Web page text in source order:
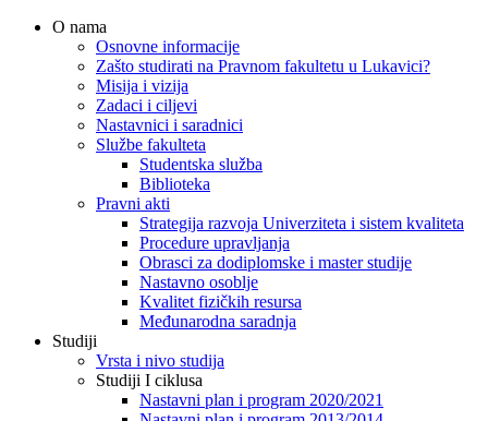
O nama
Osnovne informacije
Zašto studirati na Pravnom fakultetu u Lukavici?
Misija i vizija
Zadaci i ciljevi
Nastavnici i saradnici
Službe fakulteta
Studentska služba
Biblioteka
Pravni akti
Strategija razvoja Univerziteta i sistem kvaliteta
Procedure upravljanja
Obrasci za dodiplomske i master studije
Nastavno osoblje
Kvalitet fizičkih resursa
Međunarodna saradnja
Studiji
Vrsta i nivo studija
Studiji I ciklusa
Nastavni plan i program 2020/2021